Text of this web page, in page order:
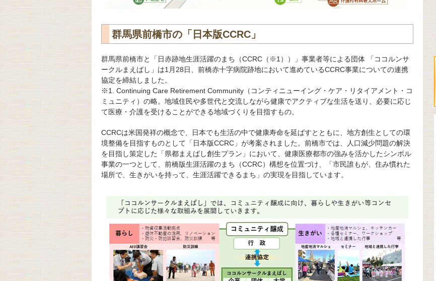
群馬県前橋市の「日本版CCRC」
群馬県前橋市と「日赤跡地生涯活躍のまち（CCRC（※1））」事業者等による団体 「ココルンサ
ークルまえばし」は1月28日、前橋赤十字病院跡地において進めているCCRC事業についての連携
協定を締結しました。
※1. Continuing Care Retirement Community（コンティニューイング・ケア・リタイアメント・コ
ミュニティ）の略。地域住民や多世代と交流しながら健康でアクティブな生活を送り、必要に応じ
て医療・介護を受けることができる地域づくりを目指すもの。
CCRCは米国発祥の概念で、日本でも生活の中で健康寿命を延ばすとともに、地方創生としての環
境整備を目指すものとして「日本版CCRC」が考案されました。前橋市では、人口減少問題の解決
を目指し策定した「県都まえばし創生プラン」において、健康医療都市の強みを活かしたシンボル
事業の一つとして、前橋版生涯活躍のまち（CCRC）構想を位置づけ、「市民誰もが、住み慣れた
場所で、生きがいを持って、生涯活躍できるまち」の実現を目指しています。